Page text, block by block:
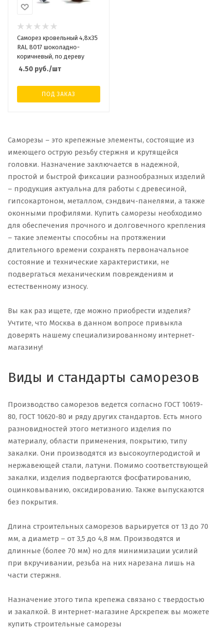
Саморез кровельный 4,8x35
RAL 8017 шоколадно-
коричневый, по дереву
4.50 руб./шт
ПОД ЗАКАЗ
Саморезы – это крепежные элементы, состоящие из
имеющего острую резьбу стержня и крутящейся
головки. Назначение заключается в надежной,
простой и быстрой фиксации разнообразных изделий
– продукция актуальна для работы с древесиной,
гипсокартоном, металлом, сэндвич-панелями, а также
оконными профилями. Купить саморезы необходимо
для обеспечения прочного и долговечного крепления
– такие элементы способны на протяжении
длительного времени сохранять первоначальное
состояние и технические характеристики, не
подвергаться механическим повреждениям и
естественному износу.
Вы как раз ищете, где можно приобрести изделия?
Учтите, что Москва в данном вопросе привыкла
доверять нашему специализированному интернет-
магазину!
Виды и стандарты саморезов
Производство саморезов ведется согласно ГОСТ 10619-
80, ГОСТ 10620-80 и ряду других стандартов. Есть много
разновидностей этого метизного изделия по
материалу, области применения, покрытию, типу
закалки. Они производятся из высокоуглеродистой и
нержавеющей стали, латуни. Помимо соответствующей
закалки, изделия подвергаются фосфатированию,
оцинковыванию, оксидированию. Также выпускаются
без покрытия.
Длина строительных саморезов варьируется от 13 до 70
мм, а диаметр – от 3,5 до 4,8 мм. Производятся и
длинные (более 70 мм) но для минимизации усилий
при вкручивании, резьба на них нарезана лишь на
части стержня.
Назначение этого типа крепежа связано с твердостью
и закалкой. В интернет-магазине Арскрепеж вы можете
купить строительные саморезы